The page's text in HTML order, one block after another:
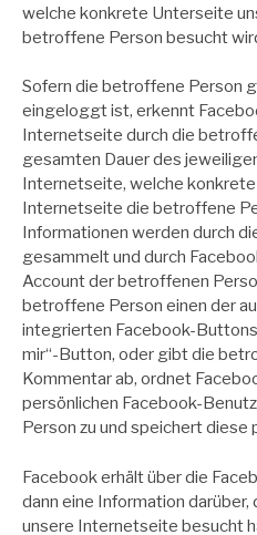
welche konkrete Unterseite
betroffene Person besucht
Sofern die betroffene Person
eingeloggt ist, erkennt
Internetseite durch die
gesamten Dauer des
Internetseite, welche
Internetseite die betroffene
Informationen werden durch
gesammelt und durch
Account der betroffenen
betroffene Person einen der
integrierten Facebook-
mir“-Button, oder gibt die
Kommentar ab, ordnet
persönlichen Facebook-
Person zu und speichert
Facebook erhält über die
dann eine Information
unsere Internetseite besucht